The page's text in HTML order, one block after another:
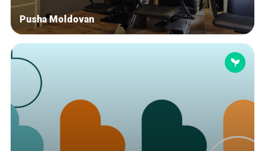
Pusha Moldovan